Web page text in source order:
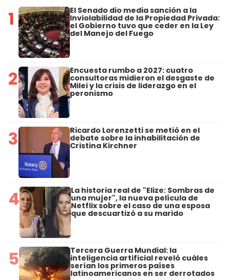
1 El Senado dio media sanción a la
Inviolabilidad de la Propiedad Privada:
el Gobierno tuvo que ceder en la Ley
del Manejo del Fuego
2 Encuesta rumbo a 2027: cuatro
consultoras midieron el desgaste de
Milei y la crisis de liderazgo en el
peronismo
3 Ricardo Lorenzetti se metió en el
debate sobre la inhabilitación de
Cristina Kirchner
4 La historia real de "Elize: Sombras de
una mujer", la nueva película de
Netflix sobre el caso de una esposa
que descuartizó a su marido
5 Tercera Guerra Mundial: la
inteligencia artificial reveló cuáles
serían los primeros países
latinoamericanos en ser derrotados